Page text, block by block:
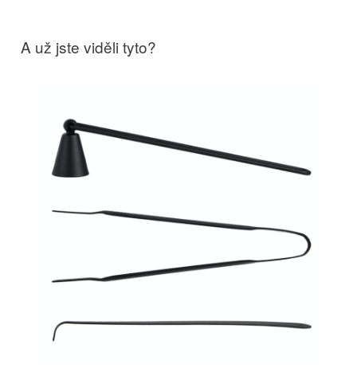
A už jste viděli tyto?